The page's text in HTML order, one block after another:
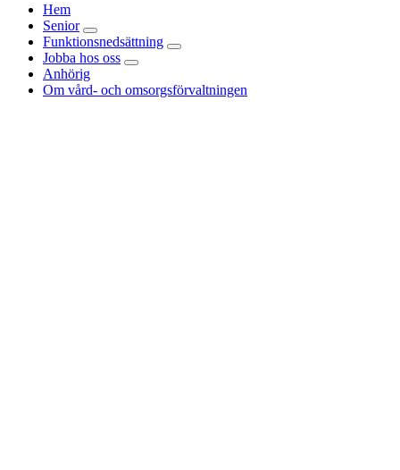
Hem
Senior
Funktionsnedsättning
Jobba hos oss
Anhörig
Om vård- och omsorgsförvaltningen